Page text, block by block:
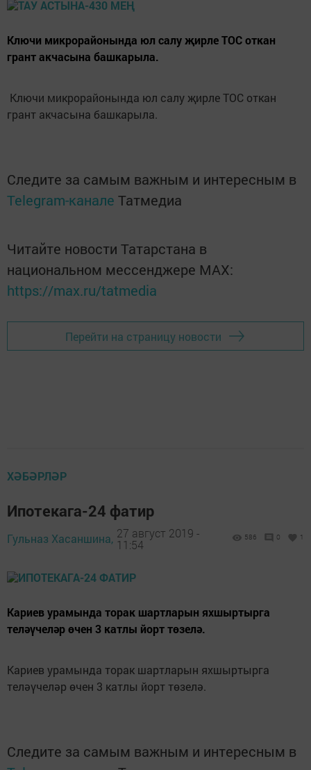
Ключи микрорайонында юл салу җирле ТОС откан
грант акчасына башкарыла.
Ключи микрорайонында юл салу җирле ТОС откан
грант акчасына башкарыла.
Следите за самым важным и интересным в
Telegram-канале Татмедиа
Читайте новости Татарстана в
национальном мессенджере MАХ:
https://max.ru/tatmedia
Перейти на страницу новости
ХӘБӘРЛӘР
Ипотекага-24 фатир
Гульназ Хасаншина, 27 август 2019 -
11:54
586 0 1
Кариев урамында торак шартларын яхшыртырга
теләүчеләр өчен 3 катлы йорт төзелә.
Кариев урамында торак шартларын яхшыртырга
теләүчеләр өчен 3 катлы йорт төзелә.
Следите за самым важным и интересным в